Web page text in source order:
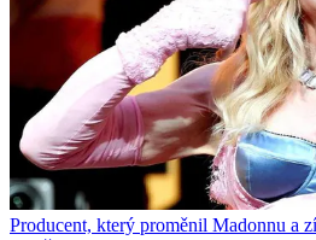
Producent, který proměnil Madonnu a